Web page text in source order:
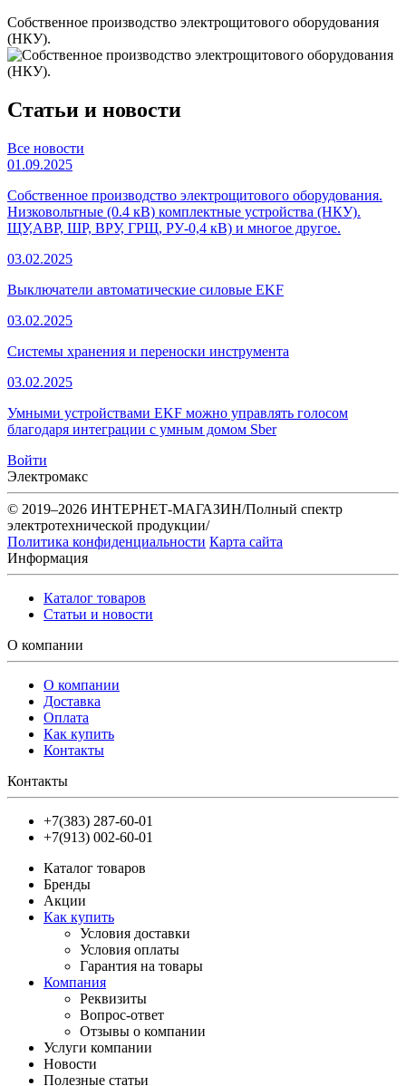
Собственное производство электрощитового оборудования
(НКУ).
Статьи и новости
Все новости
01.09.2025
Собственное производство электрощитового оборудования.
Низковольтные (0.4 кВ) комплектные устройства (НКУ).
ЩУ,АВР, ШР, ВРУ, ГРЩ, РУ-0,4 кВ) и многое другое.
03.02.2025
Выключатели автоматические силовые EKF
03.02.2025
Системы хранения и переноски инструмента
03.02.2025
Умными устройствами EKF можно управлять голосом
благодаря интеграции с умным домом Sber
Войти
Электромакс
© 2019–2026 ИНТЕРНЕТ-МАГАЗИН/Полный спектр
электротехнической продукции/
Политика конфиденциальности Карта сайта
Информация
Каталог товаров
Статьи и новости
О компании
О компании
Доставка
Оплата
Как купить
Контакты
Контакты
+7(383) 287-60-01
+7(913) 002-60-01
Каталог товаров
Бренды
Акции
Как купить
Условия доставки
Условия оплаты
Гарантия на товары
Компания
Реквизиты
Вопрос-ответ
Отзывы о компании
Услуги компании
Новости
Полезные статьи